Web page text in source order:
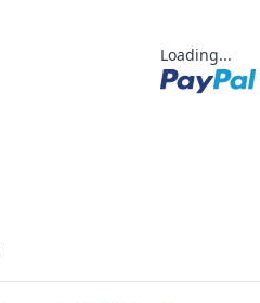
Loading...